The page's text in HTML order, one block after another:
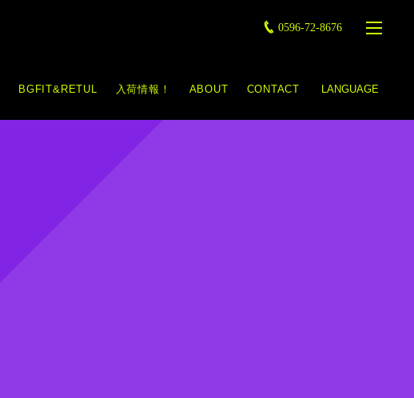
0596-72-8676
BGFIT&RETUL 入荷情報！ ABOUT CONTACT LANGUAGE